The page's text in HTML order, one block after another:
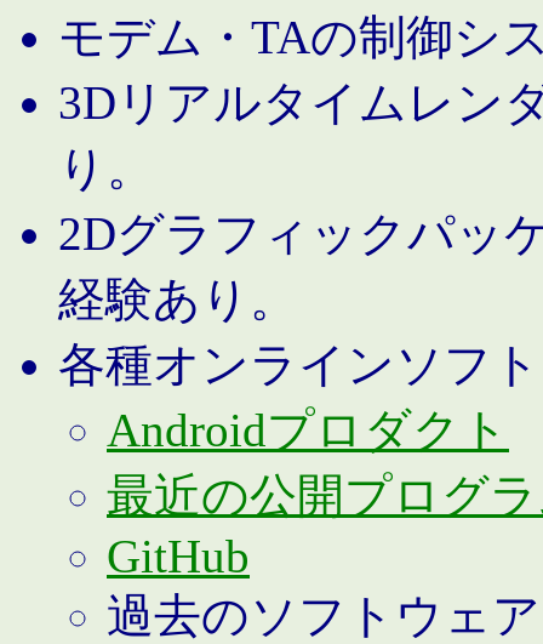
モデム・TAの制御シ
3Dリアルタイムレン
り。
2Dグラフィックパッ
経験あり。
各種オンラインソフ
Androidプロダクト
最近の公開プログ
GitHub
過去のソフトウェア